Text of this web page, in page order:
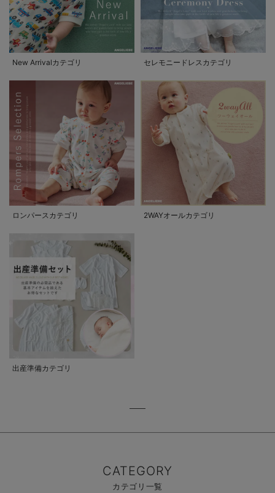
New Arrivalカテゴリ セレモニードレスカテゴリ
ロンパースカテゴリ 2WAYオールカテゴリ
出産準備カテゴリ
CATEGORY
カテゴリ一覧